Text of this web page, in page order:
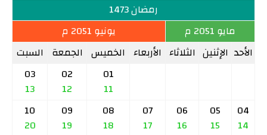
رمضان 1473
مايو 2051 م
يونيو 2051 م
الأحد الإثنين الثلاثاء الأربعاء الخميس الجمعة السبت
01
11
02
12
03
13
04
14
05
15
06
16
07
17
08
18
09
19
10
20